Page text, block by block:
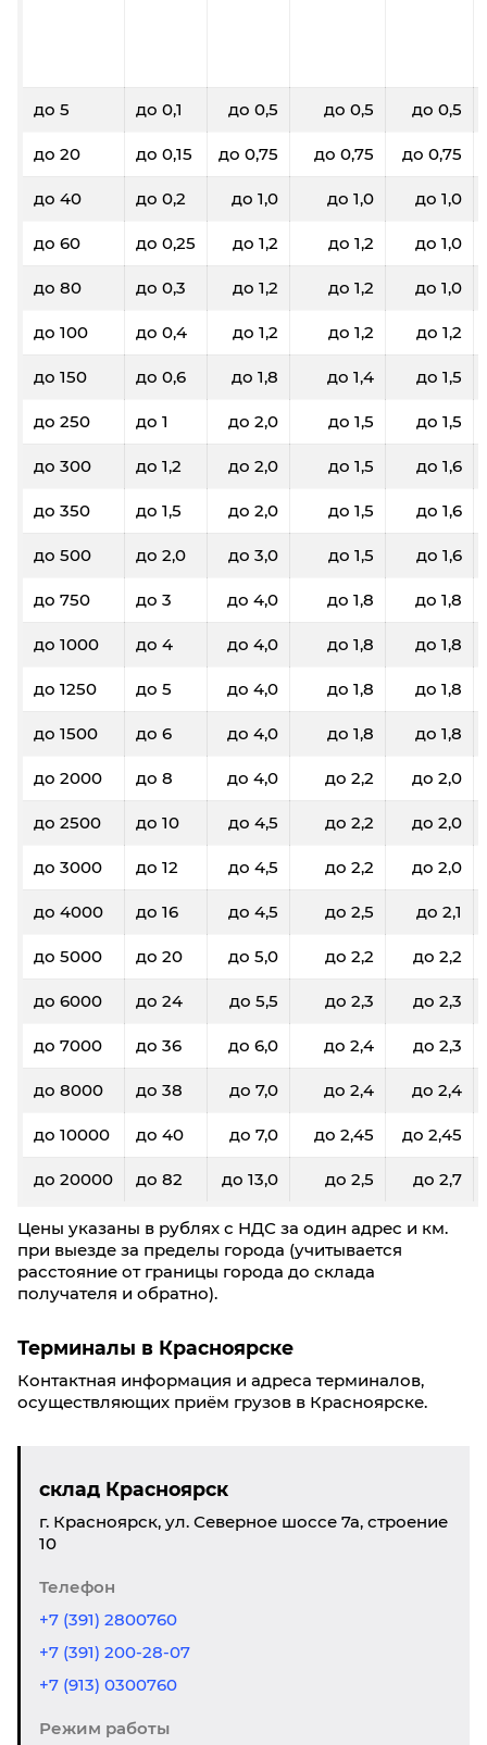
до 5 до 0,1 до 0,5 до 0,5 до 0,5
до 20 до 0,15 до 0,75 до 0,75 до 0,75
до 40 до 0,2 до 1,0 до 1,0 до 1,0
до 60 до 0,25 до 1,2 до 1,2 до 1,0
до 80 до 0,3 до 1,2 до 1,2 до 1,0
до 100 до 0,4 до 1,2 до 1,2 до 1,2
до 150 до 0,6 до 1,8 до 1,4 до 1,5
до 250 до 1 до 2,0 до 1,5 до 1,5
до 300 до 1,2 до 2,0 до 1,5 до 1,6
до 350 до 1,5 до 2,0 до 1,5 до 1,6
до 500 до 2,0 до 3,0 до 1,5 до 1,6
до 750 до 3 до 4,0 до 1,8 до 1,8
до 1000 до 4 до 4,0 до 1,8 до 1,8
до 1250 до 5 до 4,0 до 1,8 до 1,8
до 1500 до 6 до 4,0 до 1,8 до 1,8
до 2000 до 8 до 4,0 до 2,2 до 2,0
до 2500 до 10 до 4,5 до 2,2 до 2,0
до 3000 до 12 до 4,5 до 2,2 до 2,0
до 4000 до 16 до 4,5 до 2,5 до 2,1
до 5000 до 20 до 5,0 до 2,2 до 2,2
до 6000 до 24 до 5,5 до 2,3 до 2,3
до 7000 до 36 до 6,0 до 2,4 до 2,3
до 8000 до 38 до 7,0 до 2,4 до 2,4
до 10000 до 40 до 7,0 до 2,45 до 2,45
до 20000 до 82 до 13,0 до 2,5 до 2,7
Цены указаны в рублях с НДС за один адрес и км.
при выезде за пределы города (учитывается
расстояние от границы города до склада
получателя и обратно).
Терминалы в Красноярске
Контактная информация и адреса терминалов,
осуществляющих приём грузов в Красноярске.
склад Красноярск
г. Красноярск, ул. Северное шоссе 7а, строение
10
Телефон
+7 (391) 2800760
+7 (391) 200-28-07
+7 (913) 0300760
Режим работы